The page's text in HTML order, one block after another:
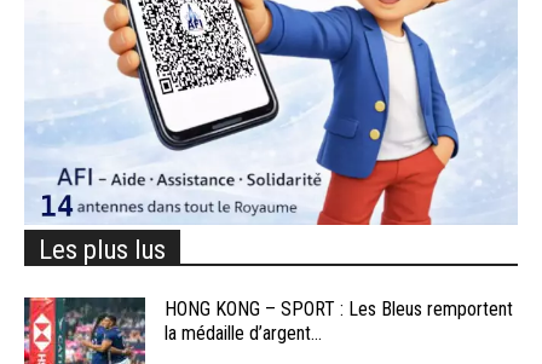
Les plus lus
HONG KONG – SPORT : Les Bleus remportent
la médaille d’argent...